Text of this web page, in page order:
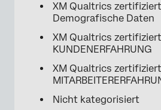
XM Qualtrics
Demografische Daten
XM Qualtrics
KUNDENERFAHRUNG
XM Qualtrics
Nicht kategorisiert